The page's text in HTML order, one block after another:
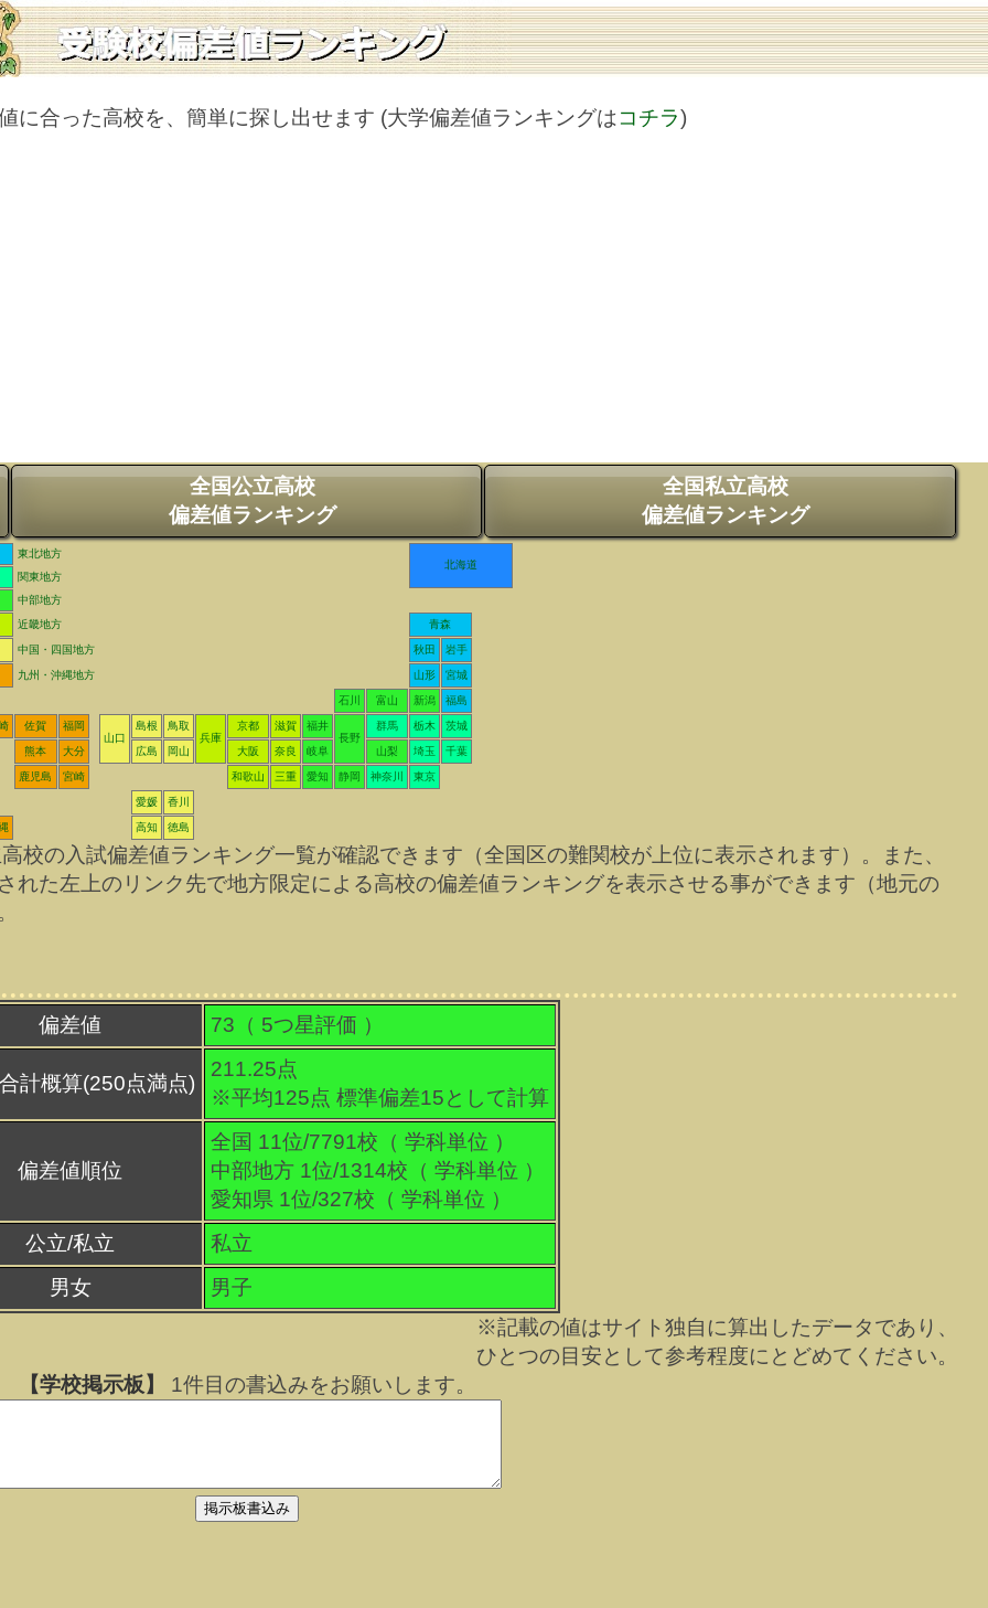
に合った高校を、簡単に探し出せます (大学偏差値ランキングはコチラ)
全国公立高校
偏差値ランキング
全国私立高校
偏差値ランキング
東北地方
北海道
関東地方
中部地方
近畿地方
青森
中国・四国地方 秋田 岩手
九州・沖縄地方 山形 宮城
石川 富山 新潟 福島
佐賀
福岡
山口
島根
鳥取
兵庫
京都 滋賀
福井
長野
群馬 栃木 茨城
熊本 大分 広島 岡山 大阪 奈良 岐阜 山梨 埼玉 千葉
鹿児島 宮崎 和歌山 三重 愛知 静岡 神奈川 東京
愛媛 香川
高知 徳島
の入試偏差値ランキング一覧が確認できます（全国区の難関校が上位に表示されます）。また、
れた左上のリンク先で地方限定による高校の偏差値ランキングを表示させる事ができます（地元の
偏差値 73（ 5つ星評価 ）
計概算(250点満点)
211.25点
※平均125点 標準偏差15として計算
偏差値順位
全国 11位/7791校（ 学科単位 ）
中部地方 1位/1314校（ 学科単位 ）
愛知県 1位/327校（ 学科単位 ）
公立/私立
私立
男女
男子
※記載の値はサイト独自に算出したデータであり、
ひとつの目安として参考程度にとどめてください。
【学校掲示板】
1件目の書込みをお願いします。